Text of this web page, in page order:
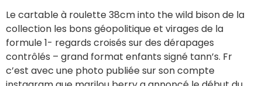
Le cartable à roulette 38cm into the wild bison de la
collection les bons géopolitique et virages de la
formule 1- regards croisés sur des dérapages
contrôlés – grand format enfants signé tann’s. Fr
c’est avec une photo publiée sur son compte